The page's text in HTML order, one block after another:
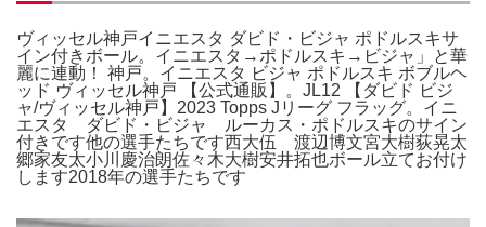
ヴィッセル神戸イニエスタ ダビド・ビジャ ポドルスキサ
イン付きボール。イニエスタ→ポドルスキ→ビジャ」と華
麗に連動！ 神戸。イニエスタ ビジャ ポドルスキ ボブルヘ
ッド ヴィッセル神戸 【公式通販】。JL12 【ダビド ビジ
ャ/ヴィッセル神戸】2023 Topps Jリーグ フラッグ。イニ
エスタ ダビド・ビジャ ルーカス・ポドルスキのサイン
付きです他の選手たちです西大伍 渡辺博文宮大樹荻晃太
郷家友太小川慶治朗佐々木大樹安井拓也ボール立てお付け
します2018年の選手たちです